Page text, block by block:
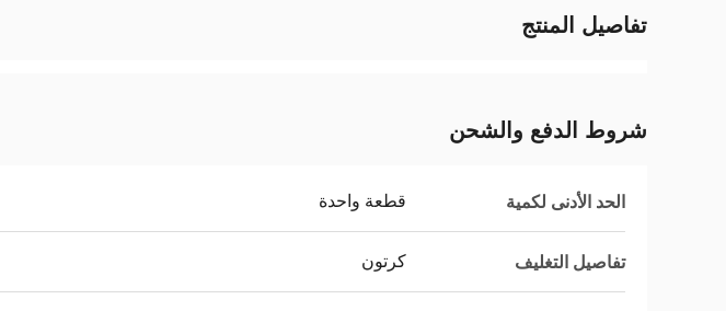
تفاصيل المنتج
شروط الدفع والشحن
الحد الأدنى لكمية قطعة واحدة
تفاصيل التغليف كرتون